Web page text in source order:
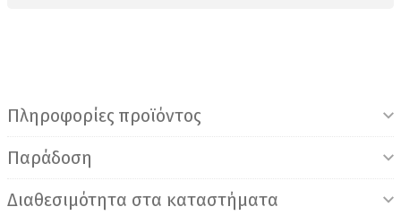
Πληροφορίες προϊόντος
Παράδοση
Διαθεσιμότητα στα καταστήματα